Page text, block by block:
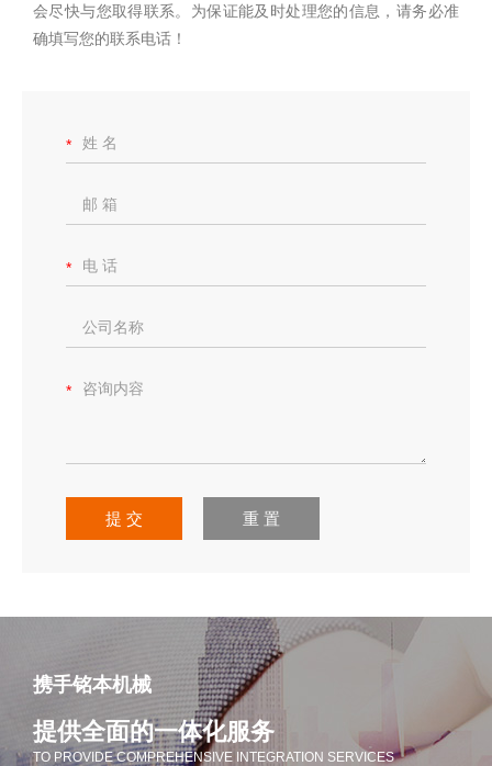
会尽快与您取得联系。为保证能及时处理您的信息，请务必准
确填写您的联系电话！
提 交 重 置
携手铭本机械
提供全面的一体化服务
TO PROVIDE COMPREHENSIVE INTEGRATION SERVICES